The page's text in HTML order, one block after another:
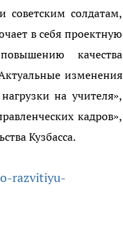
советским солдатам,
в себя проектную
качества
изменения
на учителя»,
кадров»,
Кузбасса.
razvitiyu-